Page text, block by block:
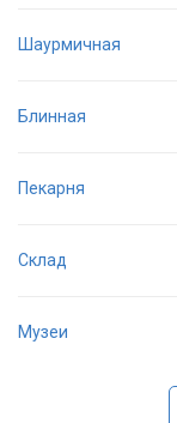
Шаурмичная
Блинная
Пекарня
Склад
Музеи